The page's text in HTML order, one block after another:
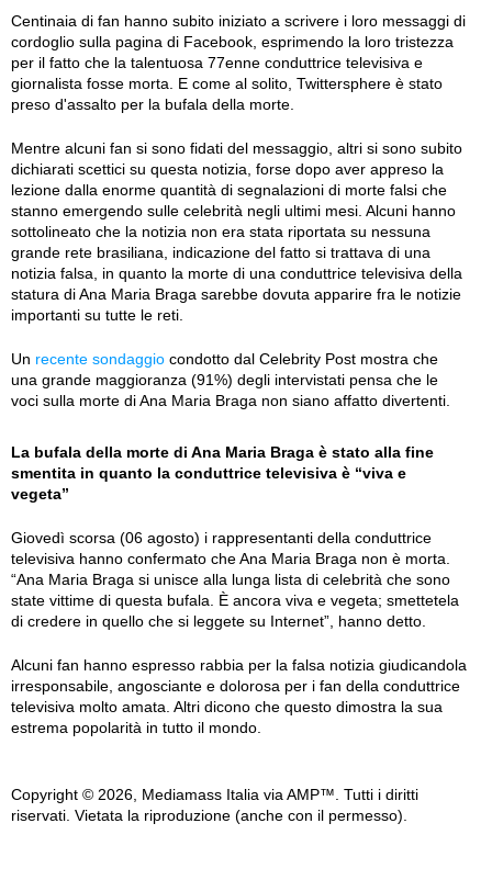
Centinaia di fan hanno subito iniziato a scrivere i loro messaggi di
cordoglio sulla pagina di Facebook, esprimendo la loro tristezza
per il fatto che la talentuosa 77enne conduttrice televisiva e
giornalista fosse morta. E come al solito, Twittersphere è stato
preso d'assalto per la bufala della morte.
Mentre alcuni fan si sono fidati del messaggio, altri si sono subito
dichiarati scettici su questa notizia, forse dopo aver appreso la
lezione dalla enorme quantità di segnalazioni di morte falsi che
stanno emergendo sulle celebrità negli ultimi mesi. Alcuni hanno
sottolineato che la notizia non era stata riportata su nessuna
grande rete brasiliana, indicazione del fatto si trattava di una
notizia falsa, in quanto la morte di una conduttrice televisiva della
statura di Ana Maria Braga sarebbe dovuta apparire fra le notizie
importanti su tutte le reti.
Un recente sondaggio condotto dal Celebrity Post mostra che
una grande maggioranza (91%) degli intervistati pensa che le
voci sulla morte di Ana Maria Braga non siano affatto divertenti.
La bufala della morte di Ana Maria Braga è stato alla fine
smentita in quanto la conduttrice televisiva è “viva e
vegeta”
Giovedì scorsa (06 agosto) i rappresentanti della conduttrice
televisiva hanno confermato che Ana Maria Braga non è morta.
“Ana Maria Braga si unisce alla lunga lista di celebrità che sono
state vittime di questa bufala. È ancora viva e vegeta; smettetela
di credere in quello che si leggete su Internet”, hanno detto.
Alcuni fan hanno espresso rabbia per la falsa notizia giudicandola
irresponsabile, angosciante e dolorosa per i fan della conduttrice
televisiva molto amata. Altri dicono che questo dimostra la sua
estrema popolarità in tutto il mondo.
Copyright © 2026, Mediamass Italia via AMP™. Tutti i diritti
riservati. Vietata la riproduzione (anche con il permesso).